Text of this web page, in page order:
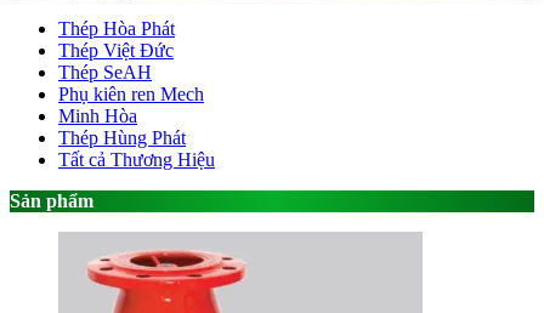
Thép Hòa Phát
Thép Việt Đức
Thép SeAH
Phụ kiên ren Mech
Minh Hòa
Thép Hùng Phát
Tất cả Thương Hiệu
Sản phẩm